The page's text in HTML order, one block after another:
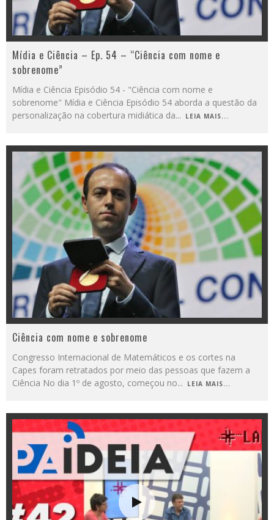
Mídia e Ciência – Ep. 54 – “Ciência com nome e
sobrenome”
Mídia e Ciência Episódio 54 - "Ciência com nome e
sobrenome" Mídia e Ciência Episódio 54 aborda a questão da
personalização na cobertura midiática da... LEIA MAIS...
Ciência com nome e sobrenome
Congresso Internacional de Matemáticos e os cortes na
Capes foram retratados por meio das pessoas que fazem a
Ciência No dia 1º de agosto, começou no... LEIA MAIS...